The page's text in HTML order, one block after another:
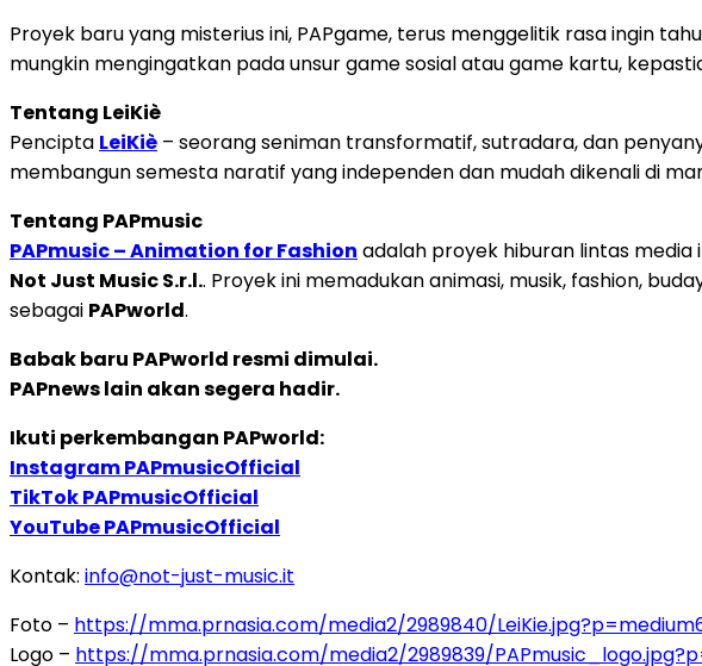
Proyek baru yang misterius ini, PAPgame, terus menggelitik rasa ingin
mungkin mengingatkan pada unsur game sosial atau game kartu,
Tentang LeiKiè
Pencipta LeiKiè – seorang seniman transformatif, sutradara, dan
membangun semesta naratif yang independen dan mudah dikenali di
Tentang PAPmusic
PAPmusic – Animation for Fashion adalah proyek hiburan lintas
Not Just Music S.r.l.. Proyek ini memadukan animasi, musik, fashion,
sebagai PAPworld.
Babak baru PAPworld resmi dimulai.
PAPnews lain akan segera hadir.
Ikuti perkembangan PAPworld:
Instagram PAPmusicOfficial
TikTok PAPmusicOfficial
YouTube PAPmusicOfficial
Kontak: info@not-just-music.it
Foto – https://mma.prnasia.com/media2/2989840/
Logo – https://mma.prnasia.com/media2/2989839/